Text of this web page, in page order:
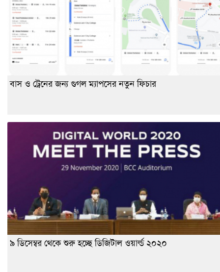
বাস ও ট্রেনের জন্য গুগল ম্যাপসের নতুন ফিচার
৯ ডিসেম্বর থেকে শুরু হচ্ছে ডিজিটাল ওয়ার্ল্ড ২০২০